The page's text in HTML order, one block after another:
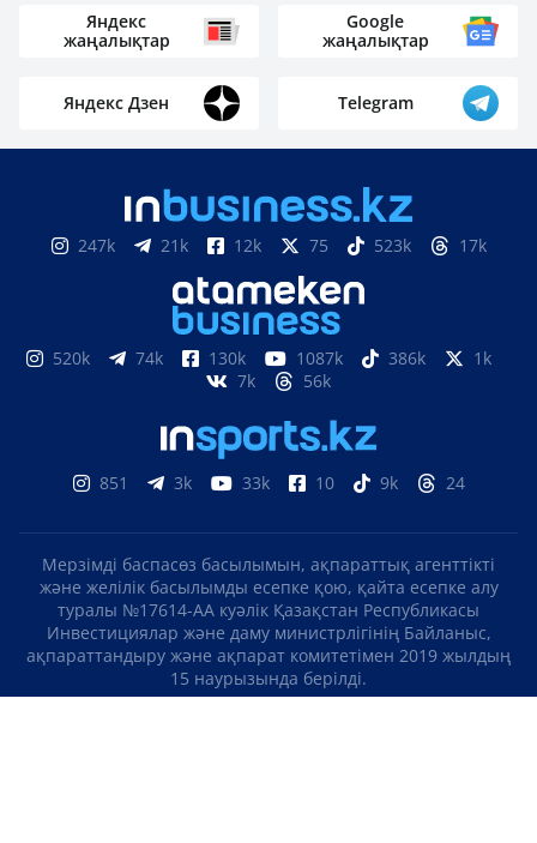
Яндекс
жаңалықтар
Google
жаңалықтар
Яндекс Дзен Telegram
247k 21k 12k 75 523k 17k
520k 74k 130k 1087k 386k
1k
7k
56k
851 3k 33k 10 9k 24
Мерзімді баспасөз басылымын, ақпараттық агенттікті
және желілік басылымды есепке қою, қайта есепке алу
туралы №17614-АА куәлік Қазақстан Республикасы
Инвестициялар және даму министрлігінің Байланыс,
ақпараттандыру және ақпарат комитетімен 2019 жылдың
15 наурызында берілді.